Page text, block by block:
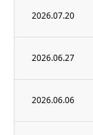
2026.07.20
2026.06.27
2026.06.06